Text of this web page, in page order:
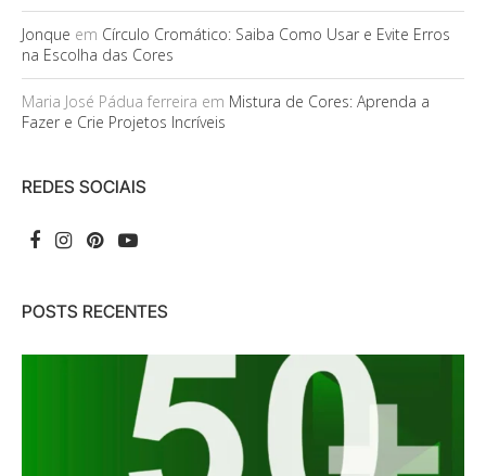
Jonque em Círculo Cromático: Saiba Como Usar e Evite Erros
na Escolha das Cores
Maria José Pádua ferreira em Mistura de Cores: Aprenda a
Fazer e Crie Projetos Incríveis
REDES SOCIAIS
POSTS RECENTES